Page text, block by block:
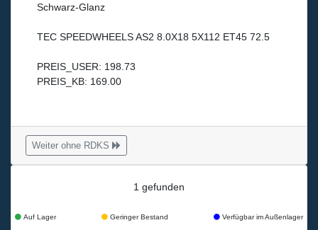
Schwarz-Glanz
TEC SPEEDWHEELS AS2 8.0X18 5X112 ET45 72.5
PREIS_USER: 198.73
PREIS_KB: 169.00
Weiter ohne RDKS
1 gefunden
Auf Lager Geringer Bestand Verfügbar im Außenlager